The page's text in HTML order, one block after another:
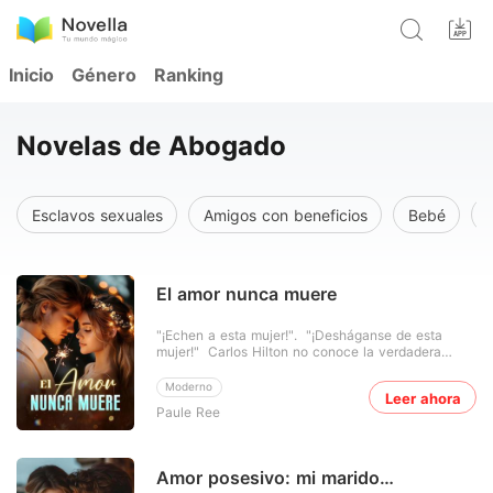
Inicio Género Ranking
Novelas de Abogado
Esclavos sexuales Amigos con beneficios Bebé
El amor nunca muere
Moderno
Paule Ree
"¡Echen a esta mujer!". "¡Desháganse de esta
mujer!" Carlos Hilton no conoce la verdadera
completo. "Señor Hilton, ella es su esposa", le
recordó su secretario. Al escuchar eso, Carlos le
lanza una mirada fría y se quejó: "¡¿Cómo no me lo
Leer ahora
Amor posesivo: mi marido